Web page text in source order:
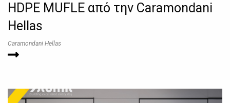
HDPE MUFLE από την Caramondani
Hellas
Caramondani Hellas